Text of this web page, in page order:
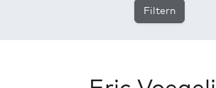
Filtern